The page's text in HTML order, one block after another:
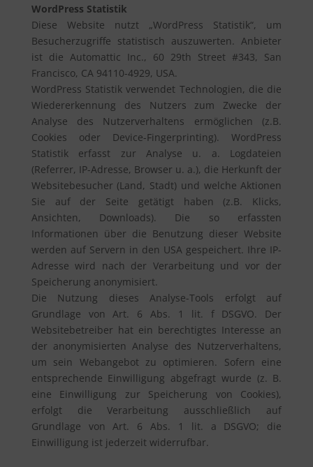
WordPress Statistik
Diese Website nutzt „WordPress Statistik“, um
Besucherzugriffe statistisch auszuwerten. Anbieter
ist die Automattic Inc., 60 29th Street #343, San
Francisco, CA 94110-4929, USA.
WordPress Statistik verwendet Technologien, die die
Wiedererkennung des Nutzers zum Zwecke der
Analyse des Nutzerverhaltens ermöglichen (z.B.
Cookies oder Device-Fingerprinting). WordPress
Statistik erfasst zur Analyse u. a. Logdateien
(Referrer, IP-Adresse, Browser u. a.), die Herkunft der
Websitebesucher (Land, Stadt) und welche Aktionen
Sie auf der Seite getätigt haben (z.B. Klicks,
Ansichten, Downloads). Die so erfassten
Informationen über die Benutzung dieser Website
werden auf Servern in den USA gespeichert. Ihre IP-
Adresse wird nach der Verarbeitung und vor der
Speicherung anonymisiert.
Die Nutzung dieses Analyse-Tools erfolgt auf
Grundlage von Art. 6 Abs. 1 lit. f DSGVO. Der
Websitebetreiber hat ein berechtigtes Interesse an
der anonymisierten Analyse des Nutzerverhaltens,
um sein Webangebot zu optimieren. Sofern eine
entsprechende Einwilligung abgefragt wurde (z. B.
eine Einwilligung zur Speicherung von Cookies),
erfolgt die Verarbeitung ausschließlich auf
Grundlage von Art. 6 Abs. 1 lit. a DSGVO; die
Einwilligung ist jederzeit widerrufbar.